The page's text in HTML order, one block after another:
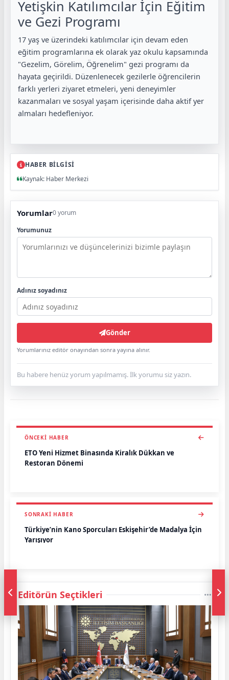
Yetişkin Katılımcılar İçin Eğitim
ve Gezi Programı
17 yaş ve üzerindeki katılımcılar için devam eden
eğitim programlarına ek olarak yaz okulu kapsamında
"Gezelim, Görelim, Öğrenelim" gezi programı da
hayata geçirildi. Düzenlenecek gezilerle öğrencilerin
farklı yerleri ziyaret etmeleri, yeni deneyimler
kazanmaları ve sosyal yaşam içerisinde daha aktif yer
almaları hedefleniyor.
HABER BİLGİSİ
Kaynak: Haber Merkezi
Yorumlar0 yorum
Yorumunuz
Adınız soyadınız
Gönder
Yorumlarınız editör onayından sonra yayına alınır.
Bu habere henüz yorum yapılmamış. İlk yorumu siz yazın.
ÖNCEKI HABER
ETO Yeni Hizmet Binasında Kiralık Dükkan ve
Restoran Dönemi
SONRAKI HABER
Türkiye’nin Kano Sporcuları Eskişehir’de Madalya İçin
Yarışıyor
Editörün Seçtikleri